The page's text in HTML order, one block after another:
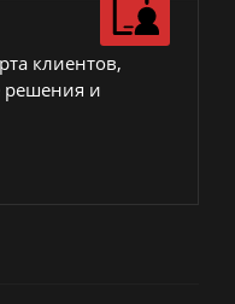
клиентов,
и